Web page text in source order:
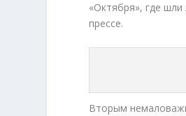
«Октября», где
прессе.
Вторым